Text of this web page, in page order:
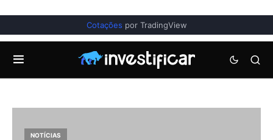
Cotações por TradingView
NOTÍCIAS